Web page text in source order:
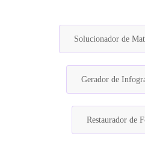
Solucionador de
Gerador de
Restaurador de